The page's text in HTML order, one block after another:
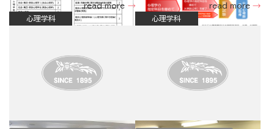
read more
read more
心理学科
心理学科